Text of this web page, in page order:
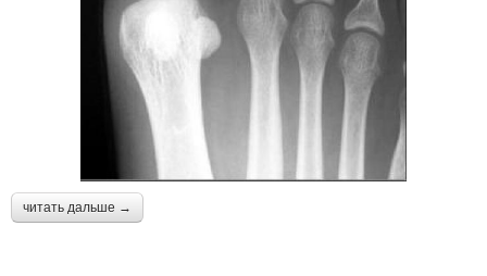
читать дальше →